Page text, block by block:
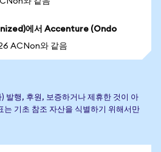
에서 Accenture (Ondo
ACNon와 같음
발행, 후원, 보증하거나 제휴한 것이 아
는 기초 참조 자산을 식별하기 위해서만